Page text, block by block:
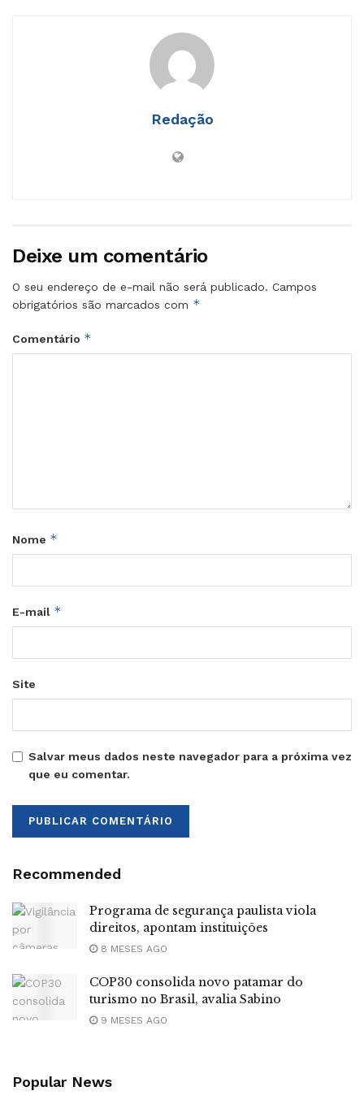
Redação
Deixe um comentário
O seu endereço de e-mail não será publicado. Campos
obrigatórios são marcados com *
Comentário *
Nome *
E-mail *
Site
Salvar meus dados neste navegador para a próxima vez
que eu comentar.
Recommended
Programa de segurança paulista viola
direitos, apontam instituições
8 MESES AGO
COP30 consolida novo patamar do
turismo no Brasil, avalia Sabino
9 MESES AGO
Popular News